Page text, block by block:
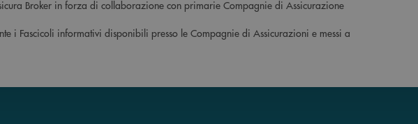
Broker in forza di collaborazione con primarie Compagnie di Assicurazione
i Fascicoli informativi disponibili presso le Compagnie di Assicurazioni e messi a